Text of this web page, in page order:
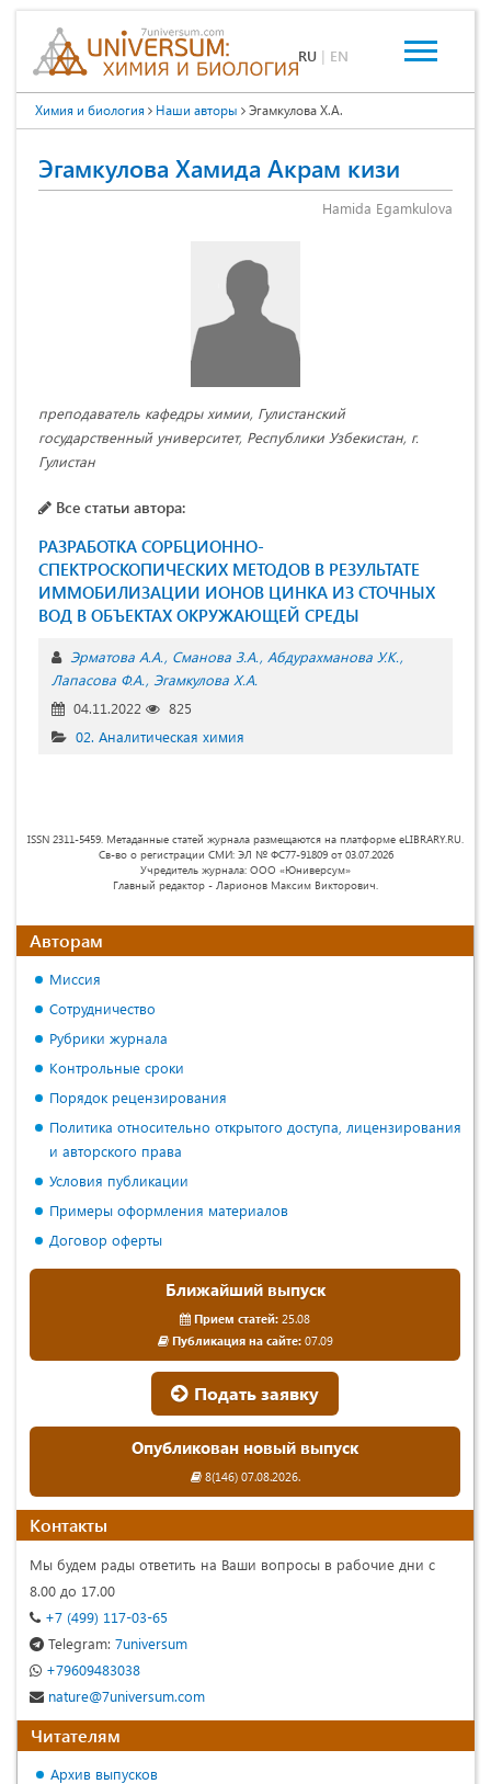
RU | EN
Химия и биология Наши авторы Эгамкулова Х.А.
Эгамкулова Хамида Акрам кизи
Hamida Egamkulova
преподаватель кафедры химии, Гулистанский
государственный университет, Республики Узбекистан, г.
Гулистан
Все статьи автора:
РАЗРАБОТКА СОРБЦИОННО-
СПЕКТРОСКОПИЧЕСКИХ МЕТОДОВ В РЕЗУЛЬТАТЕ
ИММОБИЛИЗАЦИИ ИОНОВ ЦИНКА ИЗ СТОЧНЫХ
ВОД В ОБЪЕКТАХ ОКРУЖАЮЩЕЙ СРЕДЫ
Эрматова А.А. Сманова З.А. Абдурахманова У.К.
Лапасова Ф.А. Эгамкулова Х.А.
04.11.2022
825
02. Аналитическая химия
ISSN 2311-5459. Метаданные статей журнала размещаются на платформе eLIBRARY.RU.
Св-во о регистрации СМИ: ЭЛ № ФС77-91809 от 03.07.2026
Учредитель журнала: ООО «Юниверсум»
Главный редактор - Ларионов Максим Викторович.
Авторам
Миссия
Сотрудничество
Рубрики журнала
Контрольные сроки
Порядок рецензирования
Политика относительно открытого доступа, лицензирования
и авторского права
Условия публикации
Примеры оформления материалов
Договор оферты
Ближайший выпуск
Прием статей: 25.08
Публикация на сайте:07.09
Подать заявку
Опубликован новый выпуск
8(146) 07.08.2026.
Контакты
Мы будем рады ответить на Ваши вопросы в рабочие дни с
8.00 до 17.00
+7 (499) 117-03-65
Telegram: 7universum
+79609483038
nature@7universum.com
Читателям
Архив выпусков